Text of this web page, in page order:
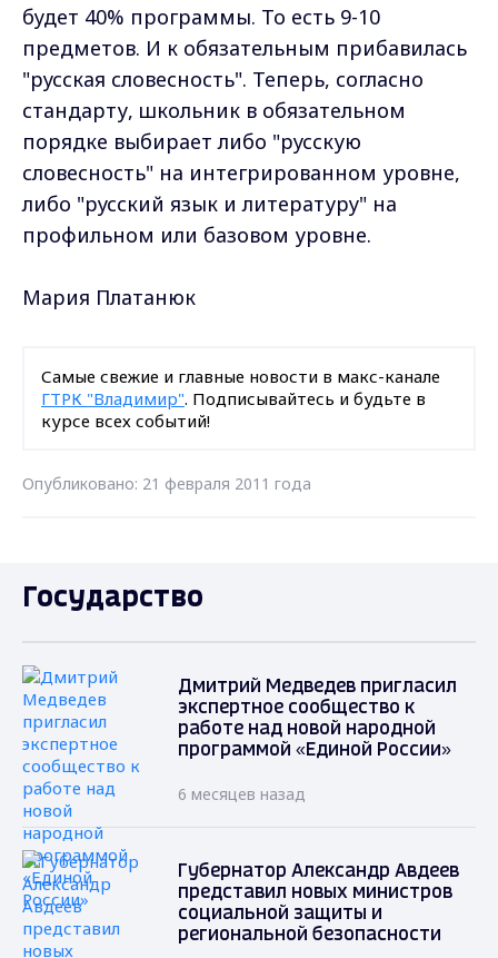
будет 40% программы. То есть 9-10
предметов. И к обязательным прибавилась
"русская словесность". Теперь, согласно
стандарту, школьник в обязательном
порядке выбирает либо "русскую
словесность" на интегрированном уровне,
либо "русский язык и литературу" на
профильном или базовом уровне.
Мария Платанюк
Самые свежие и главные новости в макс-канале
ГТРК "Владимир". Подписывайтесь и будьте в
курсе всех событий!
Опубликовано: 21 февраля 2011 года
Государство
Дмитрий Медведев пригласил
экспертное сообщество к
работе над новой народной
программой «Единой России»
6 месяцев назад
Губернатор Александр Авдеев
представил новых министров
социальной защиты и
региональной безопасности